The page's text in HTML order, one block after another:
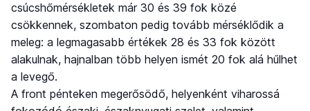
csúcshőmérsékletek már 30 és 39 fok közé
csökkennek, szombaton pedig tovább mérséklődik a
meleg: a legmagasabb értékek 28 és 33 fok között
alakulnak, hajnalban több helyen ismét 20 fok alá hűlhet
a levegő.
A front pénteken megerősödő, helyenként viharossá